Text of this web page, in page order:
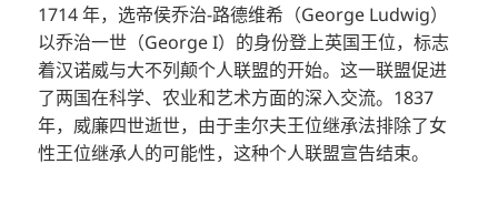
1714 年，选帝侯乔治-路德维希（George Ludwig）
以乔治一世（George I）的身份登上英国王位，标志
着汉诺威与大不列颠个人联盟的开始。这一联盟促进
了两国在科学、农业和艺术方面的深入交流。1837
年，威廉四世逝世，由于圭尔夫王位继承法排除了女
性王位继承人的可能性，这种个人联盟宣告结束。